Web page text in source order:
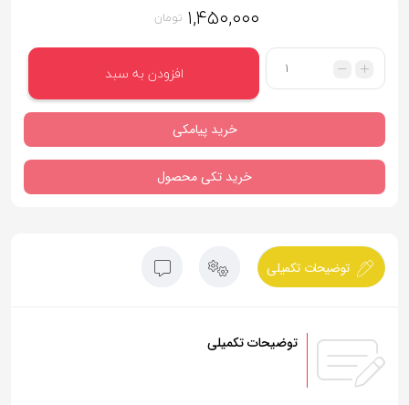
۱,۴۵۰,۰۰۰ تومان
تعداد
افزودن به سبد
خرید پیامکی
خرید تکی محصول
توضیحات تکمیلی
توضیحات تکمیلی